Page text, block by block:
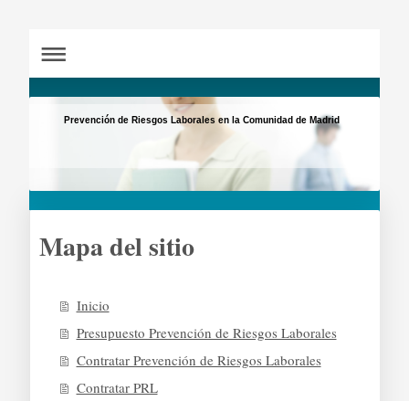
Prevención de Riesgos Laborales en la Comunidad de Madrid
Mapa del sitio
Inicio
Presupuesto Prevención de Riesgos Laborales
Contratar Prevención de Riesgos Laborales
Contratar PRL